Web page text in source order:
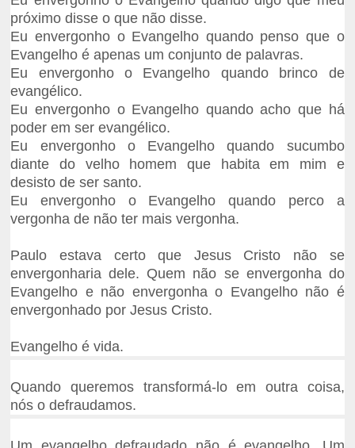
próximo disse o que não disse.
Eu envergonho o Evangelho quando penso que o
Evangelho é apenas um conjunto de palavras.
Eu envergonho o Evangelho quando brinco de
evangélico.
Eu envergonho o Evangelho quando acho que há
poder em ser evangélico.
Eu envergonho o Evangelho quando sucumbo
diante do velho homem que habita em mim e
desisto de ser santo.
Eu envergonho o Evangelho quando perco a
vergonha de não ter mais vergonha.
Paulo estava certo que Jesus Cristo não se
envergonharia dele. Quem não se envergonha do
Evangelho e não envergonha o Evangelho não é
envergonhado por Jesus Cristo.
Evangelho é vida.
Quando queremos transformá-lo em outra coisa,
nós o defraudamos.